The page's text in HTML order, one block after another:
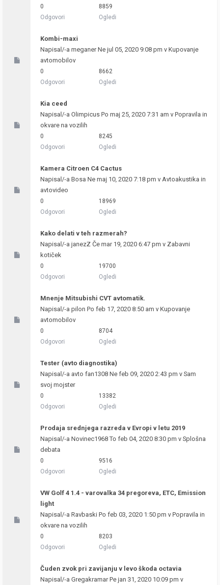
0
Odgovori
8859
Ogledi
Kombi-maxi
Napisal/-a meganerNe jul 05, 2020 9:08 pm v Kupovanje
avtomobilov
0
Odgovori
8662
Ogledi
Kia ceed
Napisal/-a Olimpicus Po maj 25, 2020 7:31 am v Popravila in
okvare na vozilih
0
Odgovori
8245
Ogledi
Kamera Citroen C4 Cactus
Napisal/-a Bosa Ne maj 10, 2020 7:18 pm v Avtoakustika in
avtovideo
0
Odgovori
18969
Ogledi
Kako delati v teh razmerah?
Napisal/-a janezZ Če mar 19, 2020 6:47 pm v Zabavni
kotiček
0
Odgovori
19700
Ogledi
Mnenje Mitsubishi CVT avtomatik.
Napisal/-a pilon Po feb 17, 2020 8:50 am v Kupovanje
avtomobilov
0
Odgovori
8704
Ogledi
Tester (avto diagnostika)
Napisal/-a avto fan1308 Ne feb 09, 2020 2:43 pm v Sam
svoj mojster
0
Odgovori
13382
Ogledi
Prodaja srednjega razreda v Evropi v letu 2019
Napisal/-a Novinec1968To feb 04, 2020 8:30 pm v Splošna
debata
0
Odgovori
9516
Ogledi
VW Golf 4 1.4 - varovalka 34 pregoreva, ETC, Emission
light
Napisal/-a Ravbaski Po feb 03, 2020 1:50 pm v Popravila in
okvare na vozilih
0
Odgovori
8203
Ogledi
Čuden zvok pri zavijanju v levo škoda octavia
Napisal/-a GregakramarPe jan 31, 2020 10:09 pm v